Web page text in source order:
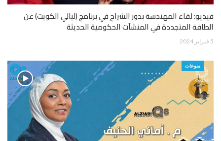
فيديو: لقاء المهندسة بدور الشراح في برنامج (ليالي الكويت) عن
الطاقة المتجددة في المنشآت الحكومية الحديثة
5 فبراير 2024
منوعات